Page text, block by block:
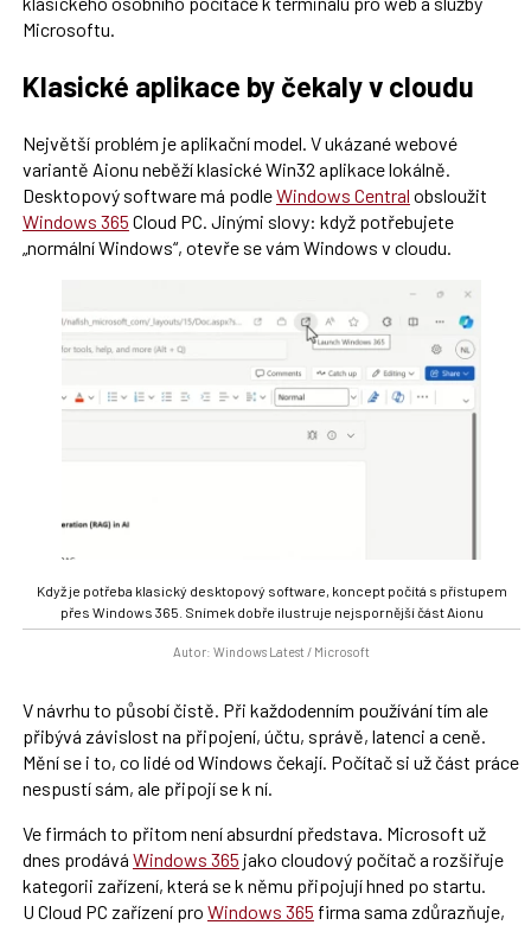
Microsoftu.
Klasické aplikace by čekaly v cloudu
Největší problém je aplikační model. V ukázané webové
variantě Aionu neběží klasické Win32 aplikace lokálně.
Desktopový software má podleWindows Central obsloužit
Windows 365 Cloud PC. Jinými slovy: když potřebujete
„normální Windows“, otevře se vám Windows v cloudu.
Když je potřeba klasický desktopový software, koncept počítá s přístupem
přes Windows 365. Snímek dobře ilustruje nejspornější část Aionu
Autor: Windows Latest / Microsoft
V návrhu to působí čistě. Při každodenním používání tím ale
přibývá závislost na připojení, účtu, správě, latenci a ceně.
Mění se i to, co lidé od Windows čekají. Počítač si už část práce
nespustí sám, ale připojí se k ní.
Ve firmách to přitom není absurdní představa. Microsoft už
dnes prodává Windows 365 jako cloudový počítač a rozšiřuje
kategorii zařízení, která se k němu připojují hned po startu.
U Cloud PC zařízení pro Windows 365 firma sama zdůrazňuje,